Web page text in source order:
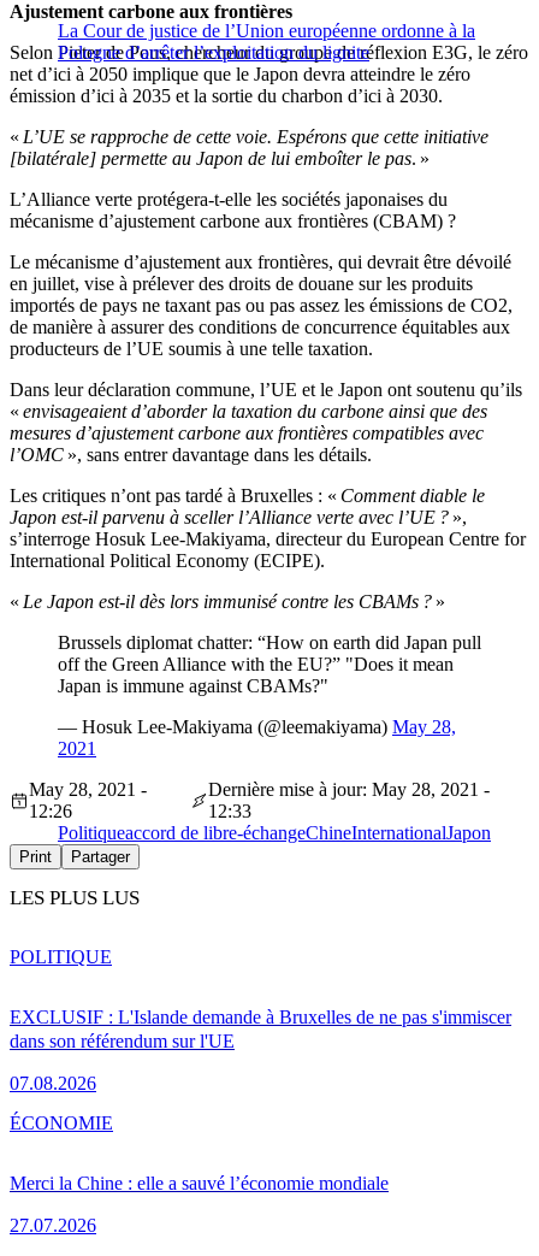
La Cour de justice de l’Union européenne ordonne à la
Pologne d’arrêter l’exploitation du lignite
Ajustement carbone aux frontières
Selon Pieter de Pous, chercheur du groupe de réflexion E3G, le zéro
net d’ici à 2050 implique que le Japon devra atteindre le zéro
émission d’ici à 2035 et la sortie du charbon d’ici à 2030.
« L’UE se rapproche de cette voie. Espérons que cette initiative
[bilatérale] permette au Japon de lui emboîter le pas. »
L’Alliance verte protégera-t-elle les sociétés japonaises du
mécanisme d’ajustement carbone aux frontières (CBAM) ?
Le mécanisme d’ajustement aux frontières, qui devrait être dévoilé
en juillet, vise à prélever des droits de douane sur les produits
importés de pays ne taxant pas ou pas assez les émissions de CO2,
de manière à assurer des conditions de concurrence équitables aux
producteurs de l’UE soumis à une telle taxation.
Dans leur déclaration commune, l’UE et le Japon ont soutenu qu’ils
« envisageaient d’aborder la taxation du carbone ainsi que des
mesures d’ajustement carbone aux frontières compatibles avec
l’OMC », sans entrer davantage dans les détails.
Les critiques n’ont pas tardé à Bruxelles : « Comment diable le
Japon est-il parvenu à sceller l’Alliance verte avec l’UE ? »,
s’interroge Hosuk Lee-Makiyama, directeur du European Centre for
International Political Economy (ECIPE).
« Le Japon est-il dès lors immunisé contre les CBAMs ? »
Brussels diplomat chatter: “How on earth did Japan pull
off the Green Alliance with the EU?” "Does it mean
Japan is immune against CBAMs?"
— Hosuk Lee-Makiyama (@leemakiyama) May 28,
2021
May 28, 2021 -
12:26
Dernière mise à jour: May 28, 2021 -
12:33
Politiqueaccord de libre-échangeChineInternationalJapon
Print Partager
LES PLUS LUS
EXCLUSIF : L'Islande demande à Bruxelles de ne pas s'immiscer
dans son référendum sur l'UE
07.08.2026
POLITIQUE
Merci la Chine : elle a sauvé l’économie mondiale
27.07.2026
ÉCONOMIE